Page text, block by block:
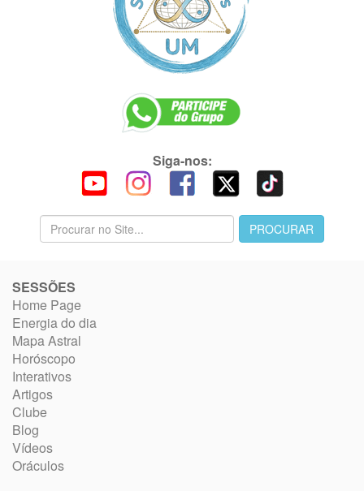
Siga-nos:
SESSÕES
Home Page
Energia do dia
Mapa Astral
Horóscopo
Interativos
Artigos
Clube
Blog
Vídeos
Oráculos